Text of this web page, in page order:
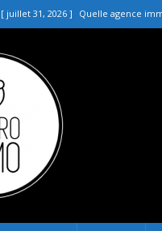
[ juillet 31, 2026 ] Quelle agence
[ juillet 27, 2026 ]
[ juillet 23, 2026 ]
[ juillet 19, 2026 ]
[ août 4, 2026 ]